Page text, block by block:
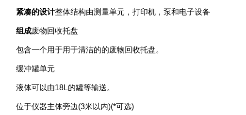
紧凑的设计整体结构由测量单元，打印机，泵和电子设备
组成废物回收托盘
包含一个用于用于清洁的的废物回收托盘。
缓冲罐单元
液体可以由18L的罐等输送。
位于仪器主体旁边(3米以内)(*可选)